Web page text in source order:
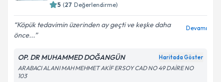
5 (27 Değerlendirme)
Köpük tedavimin üzerinden ay geçti ve keşke daha
önce...
Devamı
OP. DR MUHAMMED DOĞANGÜN Haritada Göster
ARABACI ALANI MAH MEHMET AKİF ERSOY CAD NO 49 DAİRE NO
103